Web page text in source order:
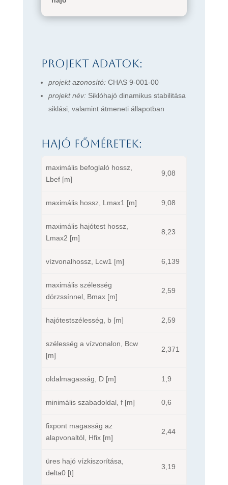
Projekt adatok:
projekt azonosító: CHAS 9-001-00
projekt név: Siklóhajó dinamikus stabilitása
siklási, valamint átmeneti állapotban
Hajó főméretek:
maximális befoglaló hossz,
Lbef [m]
9,08
maximális hossz, Lmax1 [m] 9,08
maximális hajótest hossz,
Lmax2 [m]
8,23
vízvonalhossz, Lcw1 [m] 6,139
maximális szélesség
dörzssínnel, Bmax [m]
2,59
hajótestszélesség, b [m] 2,59
szélesség a vízvonalon, Bcw
[m]
2,371
oldalmagasság, D [m] 1,9
minimális szabadoldal, f [m] 0,6
fixpont magasság az
alapvonaltól, Hfix [m]
2,44
üres hajó vízkiszorítása,
delta0 [t]
3,19